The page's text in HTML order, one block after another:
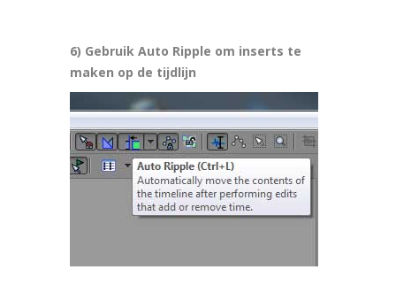
6) Gebruik Auto Ripple om inserts te
maken op de tijdlijn